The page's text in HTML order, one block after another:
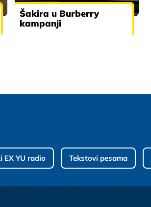
Šakira u Burberry
kampanji
EX YU radio Tekstovi pesama